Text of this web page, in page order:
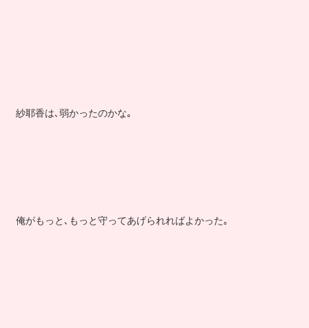
紗耶香は､弱かったのかな｡
俺がもっと､もっと守ってあげられればよかった｡